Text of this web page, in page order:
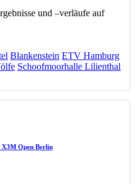
und –verläufe auf
Blankenstein ETV Hamburg
Schoofmoorhalle Lilienthal
Open Berlin